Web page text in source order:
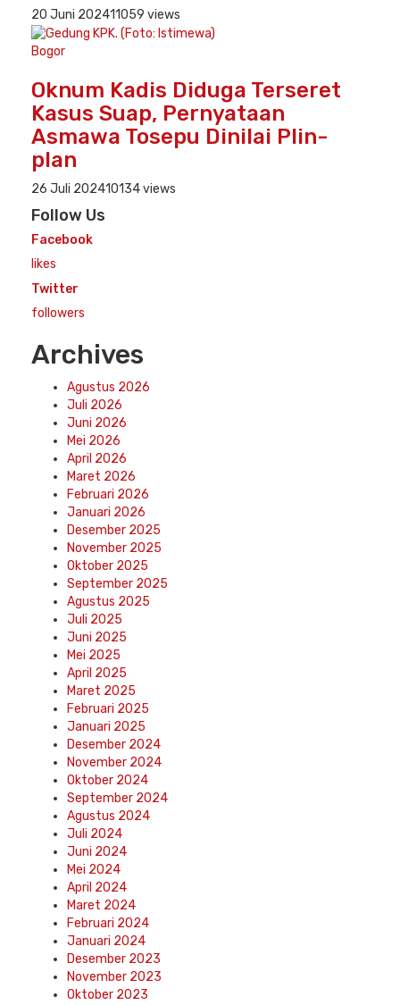
20 Juni 202411059 views
Bogor
Oknum Kadis Diduga Terseret
Kasus Suap, Pernyataan
Asmawa Tosepu Dinilai Plin-
plan
26 Juli 202410134 views
Follow Us
Facebook
likes
Twitter
followers
Archives
Agustus 2026
Juli 2026
Juni 2026
Mei 2026
April 2026
Maret 2026
Februari 2026
Januari 2026
Desember 2025
November 2025
Oktober 2025
September 2025
Agustus 2025
Juli 2025
Juni 2025
Mei 2025
April 2025
Maret 2025
Februari 2025
Januari 2025
Desember 2024
November 2024
Oktober 2024
September 2024
Agustus 2024
Juli 2024
Juni 2024
Mei 2024
April 2024
Maret 2024
Februari 2024
Januari 2024
Desember 2023
November 2023
Oktober 2023